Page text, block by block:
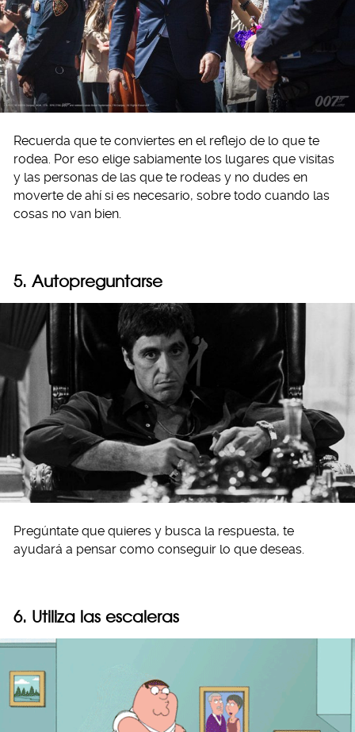
Recuerda que te conviertes en el reflejo de lo que te
rodea. Por eso elige sabiamente los lugares que visitas
y las personas de las que te rodeas y no dudes en
moverte de ahí si es necesario, sobre todo cuando las
cosas no van bien.
5. Autopreguntarse
Pregúntate que quieres y busca la respuesta, te
ayudará a pensar como conseguir lo que deseas.
6. Utiliza las escaleras